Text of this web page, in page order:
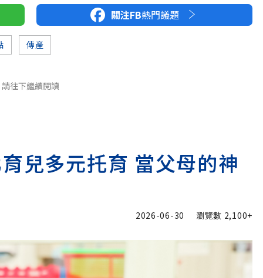
關注FB熱門議題
傳產
請往下繼續閱讀
兒多元托育 當父母的神
加入追蹤
2026-06-30 瀏覽數 2,100+